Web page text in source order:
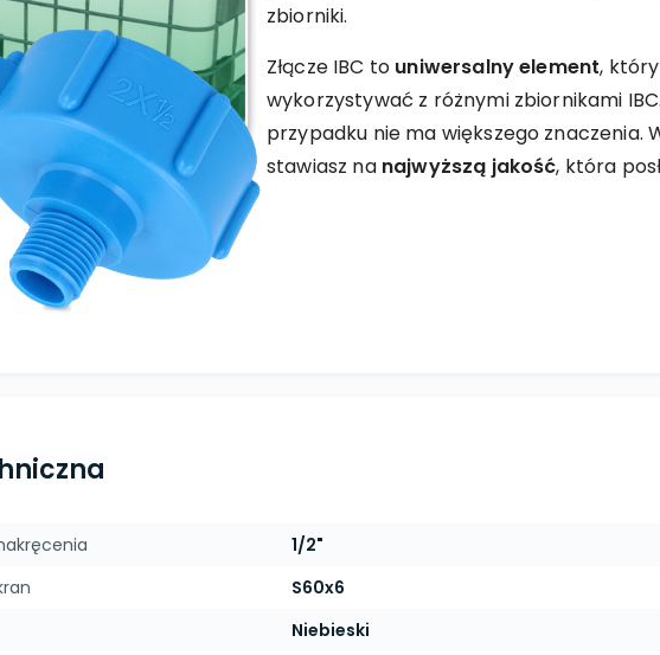
zbiorniki.
Złącze IBC to uniwersalny element,
wykorzystywać z różnymi zbiornikami
przypadku nie ma większego znaczenia.
stawiasz na najwyższą jakość, która
1/2"
S60x6
Niebieski